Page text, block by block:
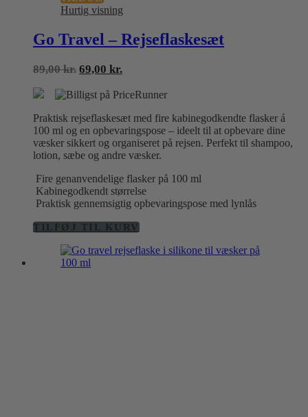
Hurtig visning
Go Travel – Rejseflaskesæt
89,00kr. Den
pris
89,00 kr..
69,00 kr.
pris
69,00 kr..
Praktisk rejseflaskesæt med fire kabinegodkendte flasker á
100 ml og en opbevaringspose – ideelt til at opbevare dine
væsker sikkert og organiseret på rejsen. Perfekt til shampoo,
lotion, sæbe og andre væsker.
Fire genanvendelige flasker på 100 ml
Kabinegodkendt størrelse
Praktisk gennemsigtig opbevaringspose med lynlås
TILFØJ TIL KURV